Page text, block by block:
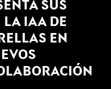
SUS
LA IAA DE
EN